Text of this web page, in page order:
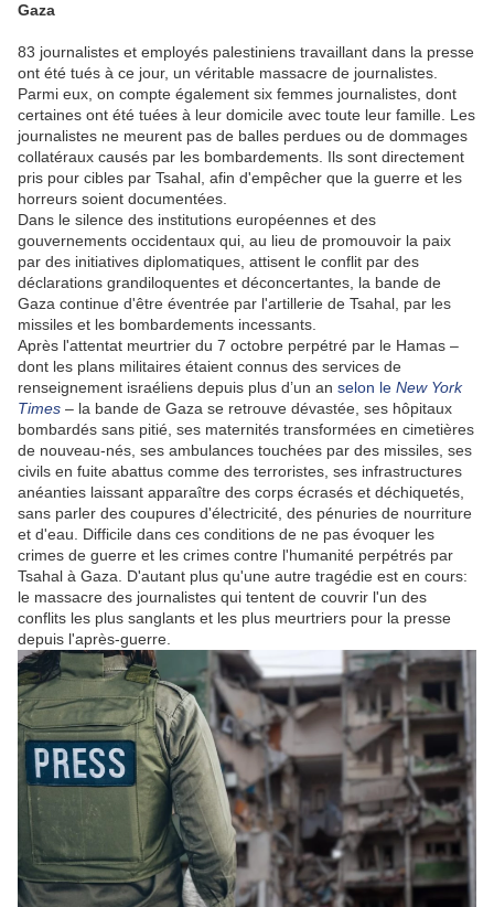
Gaza
83 journalistes et employés palestiniens travaillant dans la presse
ont été tués à ce jour, un véritable massacre de journalistes.
Parmi eux, on compte également six femmes journalistes, dont
certaines ont été tuées à leur domicile avec toute leur famille. Les
journalistes ne meurent pas de balles perdues ou de dommages
collatéraux causés par les bombardements. Ils sont directement
pris pour cibles par Tsahal, afin d'empêcher que la guerre et les
horreurs soient documentées.
Dans le silence des institutions européennes et des
gouvernements occidentaux qui, au lieu de promouvoir la paix
par des initiatives diplomatiques, attisent le conflit par des
déclarations grandiloquentes et déconcertantes, la bande de
Gaza continue d'être éventrée par l'artillerie de Tsahal, par les
missiles et les bombardements incessants.
Après l'attentat meurtrier du 7 octobre perpétré par le Hamas –
dont les plans militaires étaient connus des services de
renseignement israéliens depuis plus d’un an selon le New York
Times – la bande de Gaza se retrouve dévastée, ses hôpitaux
bombardés sans pitié, ses maternités transformées en cimetières
de nouveau-nés, ses ambulances touchées par des missiles, ses
civils en fuite abattus comme des terroristes, ses infrastructures
anéanties laissant apparaître des corps écrasés et déchiquetés,
sans parler des coupures d'électricité, des pénuries de nourriture
et d'eau. Difficile dans ces conditions de ne pas évoquer les
crimes de guerre et les crimes contre l'humanité perpétrés par
Tsahal à Gaza. D'autant plus qu'une autre tragédie est en cours:
le massacre des journalistes qui tentent de couvrir l'un des
conflits les plus sanglants et les plus meurtriers pour la presse
depuis l'après-guerre.